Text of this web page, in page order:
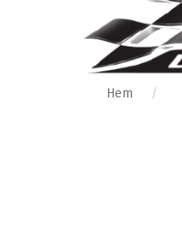
Hem